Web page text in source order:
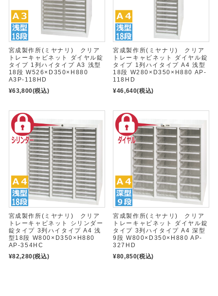
宮成製作所(ミヤナリ) クリア
トレーキャビネット ダイヤル錠
タイプ 1列ハイタイプ A3 浅型
18段 W526×D350×H880
A3P-118HD
¥63,800(税込)
宮成製作所(ミヤナリ) クリア
トレーキャビネット ダイヤル錠
タイプ 1列ハイタイプ A4 浅型
18段 W280×D350×H880 AP-
118HD
¥46,640(税込)
宮成製作所(ミヤナリ) クリア
トレーキャビネット シリンダー
錠タイプ 3列ハイタイプ A4 浅
型18段 W800×D350×H880
AP-354HC
¥82,280(税込)
宮成製作所(ミヤナリ) クリア
トレーキャビネット ダイヤル錠
タイプ 3列ハイタイプ A4 深型
9段 W800×D350×H880 AP-
327HD
¥80,850(税込)